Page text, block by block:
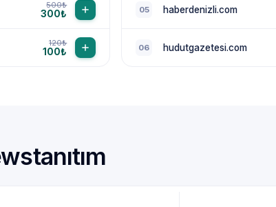
500₺
300₺
120₺
100₺
05 haberdenizli.com
06 hudutgazetesi.com